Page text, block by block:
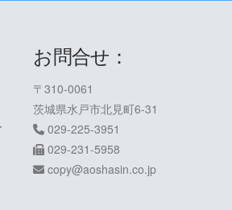
お問合せ：
〒310-0061
茨城県水戸市北見町6-31
029-225-3951
029-231-5958
copy@aoshasin.co.jp